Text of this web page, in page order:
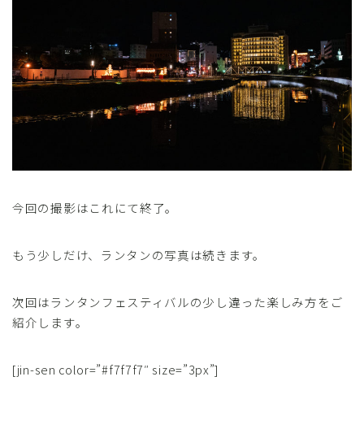
今回の撮影はこれにて終了。
もう少しだけ、ランタンの写真は続きます。
次回はランタンフェスティバルの少し違った楽しみ方をご
紹介します。
[jin-sen color=”#f7f7f7″ size=”3px”]